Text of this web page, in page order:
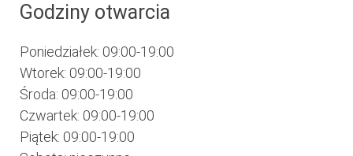
Godziny otwarcia
Poniedziałek: 09:00-19:00
Wtorek: 09:00-19:00
Środa: 09:00-19:00
Czwartek: 09:00-19:00
Piątek: 09:00-19:00